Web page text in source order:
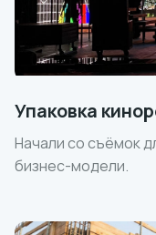
Упаковка
Начали со съёмок
бизнес-модели.